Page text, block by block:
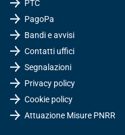
PTC
PagoPa
Bandi e avvisi
Contatti uffici
Segnalazioni
Privacy policy
Cookie policy
Attuazione Misure PNRR